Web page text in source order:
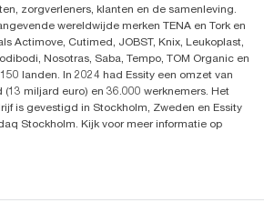
zorgverleners, klanten en de samenleving.
wereldwijde merken TENA en Tork en
Actimove, Cutimed, JOBST, Knix, Leukoplast,
Nosotras, Saba, Tempo, TOM Organic en
landen. In 2024 had Essity een omzet van
(13 miljard euro) en 36.000 werknemers. Het
is gevestigd in Stockholm, Zweden en Essity
Stockholm. Kijk voor meer informatie op